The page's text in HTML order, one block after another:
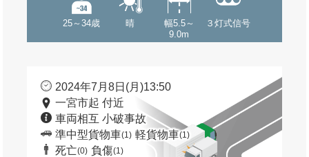
25～34歳 晴
幅5.5～
9.0m
３灯式信号
2024年7月8日(月)13:50
一宮市起 付近
車両相互 小破事故
準中型貨物車(1) 軽貨物車(1)
死亡(0) 負傷(1)